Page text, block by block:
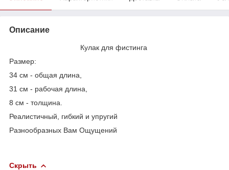
Описание
Кулак для фистинга
Размер:
34 см - общая длина,
31 см - рабочая длина,
8 см - толщина.
Реалистичный, гибкий и упругий
Разнообразных Вам Ощущений
Скрыть